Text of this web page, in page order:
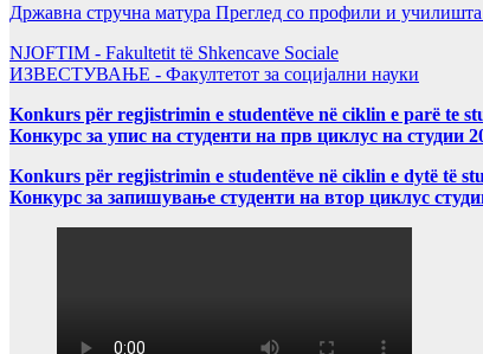
Државна стручна матура Преглед со профили и училишта
NJOFTIM - Fakultetit të Shkencave Sociale
ИЗВЕСТУВАЊЕ - Факултетот за социјални науки
Konkurs për regjistrimin e studentëve në ciklin e parë te
Конкурс за упис на студенти на прв циклус на студии
Konkurs për regjistrimin e studentëve në ciklin e dytë të
Конкурс за запишување студенти на втор циклус